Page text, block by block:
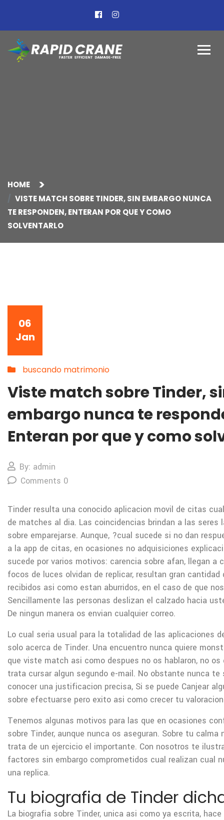
HOME
VISTE MATCH SOBRE TINDER, SIN EMBARGO NUNCA
TE RESPONDEN, ENTERAN POR QUE Y COMO
SOLVENTARLO
06
Jan
buscando matrimonio
Viste match sobre Tinder,
embargo nunca te
Enteran por que y como
By: admin
Comments 0
Tinder resulta una conocido aplicacion movil de citas
de matches al dia. Las coincidencias brindan a las seres
sobre emparejarse. Aunque, ?cual sucede si no dan
a la app de citas, en ocasiones no adquisiciones
sucede por varios motivos: carencia sobre afan, llegan a
focos de luces olvidan de replicar, resultan gran cantidad
recibidos asi­ como estan aburridos, en el caso de que
Sencillamente las personas deslizan el calzado hacia
De ningun manera os envian cualquier correo.
Lo cual seri­a usual para la totalidad de las aplicaciones
solo acerca de Tinder. Una encuentro nunca quiere
que viste match asi­ como despues no os hablaron, no os
trata cursar algun segundo e-mail. No obstante nunca te
conocer una justificacion precisa, Si se puede Canjear
sobre efectuarse pero exito asi­ como crecer tu
Tenemos algunas motivos para las que en ocasiones
sobre Tinder, aunque nunca os aseguran. Sobre tu calma
trata de un ejercicio el importante. Con nosotros te
factores sin embargo comprometidos cual realizan cual
una replica.
Tu biografia de Tinder
La biografia sobre Tinder, unica asi­ como ya escrita,